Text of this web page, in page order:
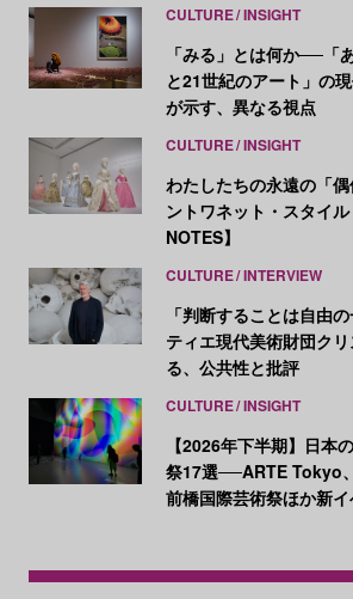
CULTURE INSIGHT
「みる」とは何か──
と21世紀のアート」の
が示す、異なる視点
CULTURE INSIGHT
わたしたちの永遠の「
ントワネット・スタイル
NOTES】
CULTURE INTERVIEW
「判断することは自由
ティエ現代美術財団ク
る、公共性と批評
CULTURE INSIGHT
【2026年下半期】日本
祭17選──ARTE Tokyo
前橋国際芸術祭ほか新